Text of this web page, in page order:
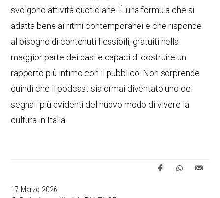
svolgono attività quotidiane. È una formula che si
adatta bene ai ritmi contemporanei e che risponde
al bisogno di contenuti flessibili, gratuiti nella
maggior parte dei casi e capaci di costruire un
rapporto più intimo con il pubblico. Non sorprende
quindi che il podcast sia ormai diventato uno dei
segnali più evidenti del nuovo modo di vivere la
cultura in Italia.
17 Marzo 2026